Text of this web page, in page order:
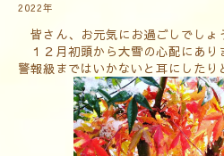
2022年
皆さん、お元気にお過ごしでしょ
１２月初頭から大雪の心配にあり
警報級まではいかないと耳にしたり